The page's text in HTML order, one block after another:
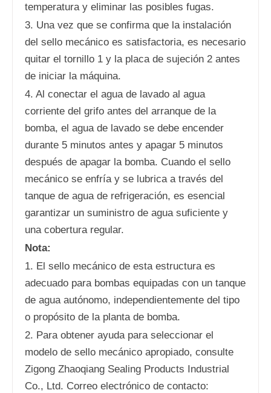
temperatura y eliminar las posibles fugas.
3. Una vez que se confirma que la instalación
del sello mecánico es satisfactoria, es necesario
quitar el tornillo 1 y la placa de sujeción 2 antes
de iniciar la máquina.
4. Al conectar el agua de lavado al agua
corriente del grifo antes del arranque de la
bomba, el agua de lavado se debe encender
durante 5 minutos antes y apagar 5 minutos
después de apagar la bomba. Cuando el sello
mecánico se enfría y se lubrica a través del
tanque de agua de refrigeración, es esencial
garantizar un suministro de agua suficiente y
una cobertura regular.
Nota:
1. El sello mecánico de esta estructura es
adecuado para bombas equipadas con un tanque
de agua autónomo, independientemente del tipo
o propósito de la planta de bomba.
2. Para obtener ayuda para seleccionar el
modelo de sello mecánico apropiado, consulte
Zigong Zhaoqiang Sealing Products Industrial
Co., Ltd. Correo electrónico de contacto: